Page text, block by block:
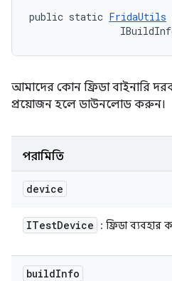
public static FridaUtils
আমাদের কোন ফ্রিডা বাইনারি
প্রয়োজন হলে ডাউনলোড করুন।
পরামিতি
device
ITestDevice : ফ্রিডা ব্যবহার
buildInfo